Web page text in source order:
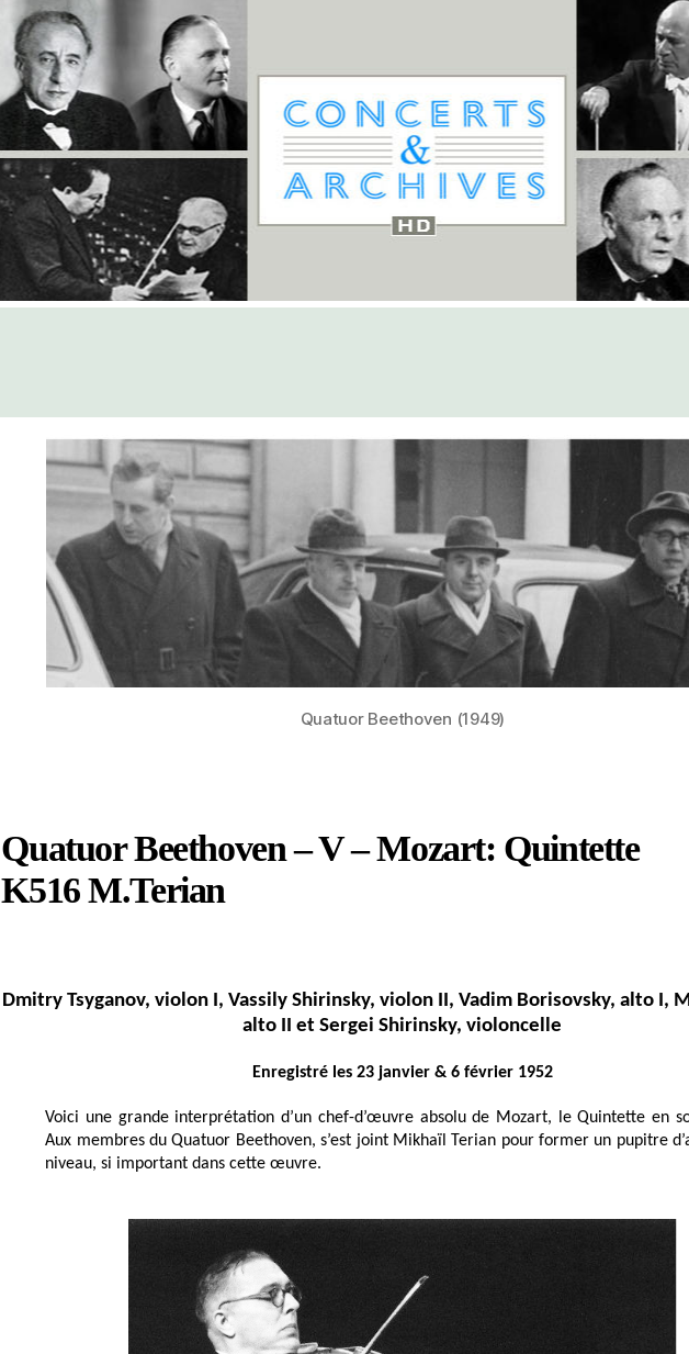
Quatuor Beethoven (1949)
Quatuor Beethoven – V – Mozart: Quintette
K516 M.Terian
Dmitry Tsyganov, violon I, Vassily Shirinsky, violon II, Vadim Borisovsky, alto I,
alto II et Sergei Shirinsky, violoncelle
Enregistré les 23 janvier & 6 février 1952
Voici une grande interprétation d’un chef-d’œuvre absolu de Mozart, le Quintette en
Aux membres du Quatuor Beethoven, s’est joint Mikhaïl Terian pour former un pupitre
niveau, si important dans cette œuvre.